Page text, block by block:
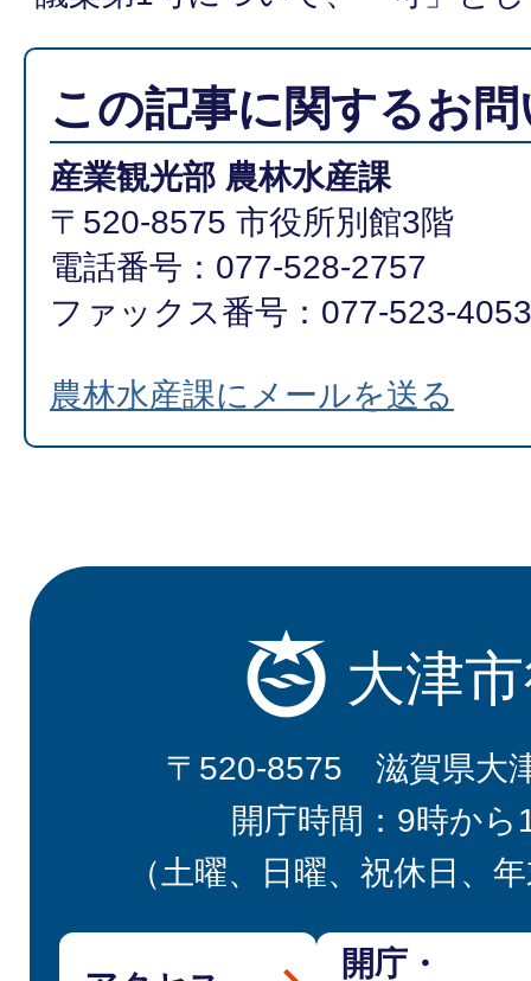
この記事に関するお
産業観光部 農林水産課
〒520-8575 市役所別館3階
電話番号：077-528-2757
ファックス番号：077-523-4053
農林水産課にメールを送る
大津
〒520-8575 滋賀県大
開庁時間：9時から
（土曜、日曜、祝休日、
開庁・